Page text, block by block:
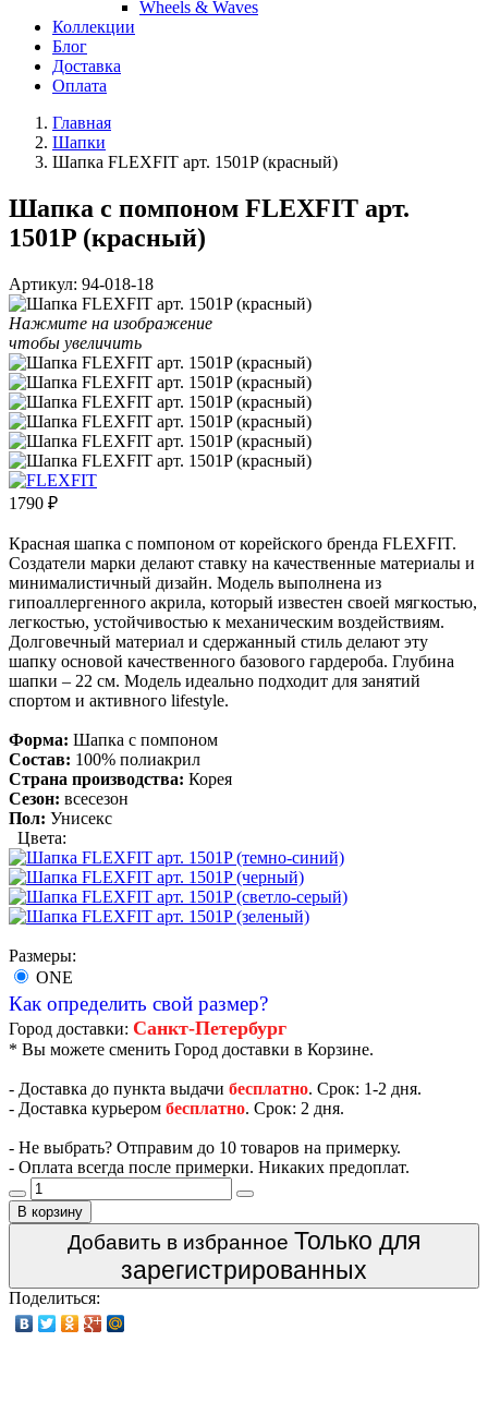
Wheels & Waves
Коллекции
Блог
Доставка
Оплата
Главная
Шапки
Шапка FLEXFIT арт. 1501P (красный)
Шапка с помпоном FLEXFIT арт.
1501P (красный)
Артикул: 94-018-18
Нажмите на изображение
чтобы увеличить
1790 ₽
Красная шапка с помпоном от корейского бренда FLEXFIT.
Создатели марки делают ставку на качественные материалы и
минималистичный дизайн. Модель выполнена из
гипоаллергенного акрила, который известен своей мягкостью,
легкостью, устойчивостью к механическим воздействиям.
Долговечный материал и сдержанный стиль делают эту
шапку основой качественного базового гардероба. Глубина
шапки – 22 см. Модель идеально подходит для занятий
спортом и активного lifestyle.
Форма: Шапка с помпоном
Состав: 100% полиакрил
Страна производства: Корея
Сезон: всесезон
Пол: Унисекс
Цвета:
Размеры:
ONE
Как определить свой размер?
Город доставки: Санкт-Петербург
* Вы можете сменить Город доставки в Корзине.
- Доставка до пункта выдачи бесплатно. Срок: 1-2 дня.
- Доставка курьером бесплатно. Срок: 2 дня.
- Не выбрать? Отправим до 10 товаров на примерку.
- Оплата всегда после примерки. Никаких предоплат.
В корзину
Добавить в избранное Только для
зарегистрированных
Поделиться: